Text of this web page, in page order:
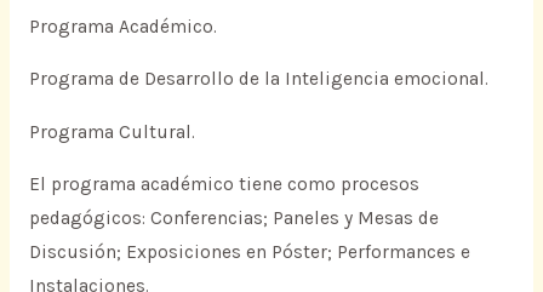
Programa Académico.
Programa de Desarrollo de la Inteligencia emocional.
Programa Cultural.
El programa académico tiene como procesos
pedagógicos: Conferencias; Paneles y Mesas de
Discusión; Exposiciones en Póster; Performances e
Instalaciones.